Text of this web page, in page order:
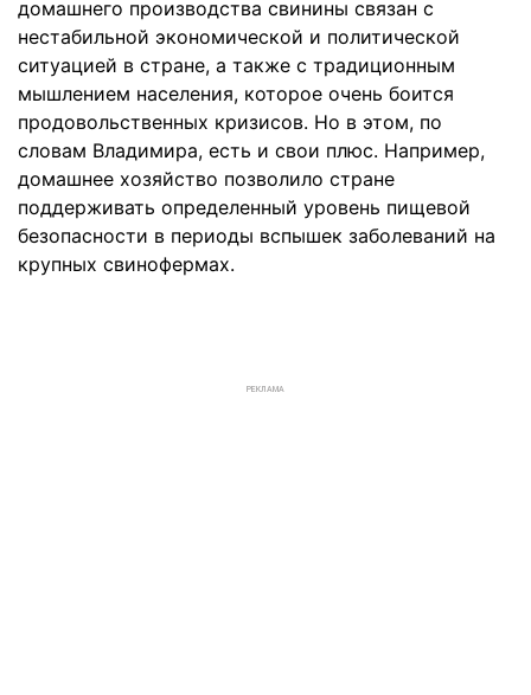
домашнего производства свинины связан с
нестабильной экономической и политической
ситуацией в стране, а также с традиционным
мышлением населения, которое очень боится
продовольственных кризисов. Но в этом, по
словам Владимира, есть и свои плюс. Например,
домашнее хозяйство позволило стране
поддерживать определенный уровень пищевой
безопасности в периоды вспышек заболеваний на
крупных свинофермах.
РЕКЛАМА